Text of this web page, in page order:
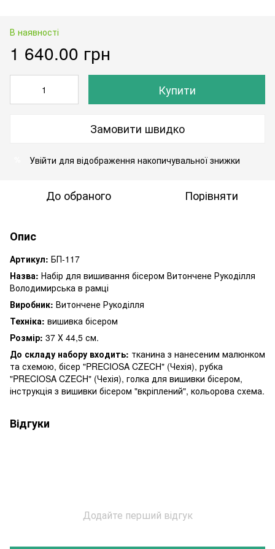
В наявності
1 640.00 грн
Купити
Замовити швидко
Увійти для відображення накопичувальної знижки
До обраного Порівняти
Опис
Артикул: БП-117
Назва: Набір для вишивання бісером Витончене Рукоділля
Володимирська в рамці
Виробник: Витончене Рукоділля
Техніка: вишивка бісером
Розмір: 37 Х 44,5 см.
До складу набору входить: тканина з нанесеним малюнком
та схемою, бісер "PRECIOSA CZECH" (Чехія), рубка
"PRECIOSA CZECH" (Чехія), голка для вишивки бісером,
інструкція з вишивки бісером "вкріплений", кольорова схема.
Відгуки
Додайте перший відгук